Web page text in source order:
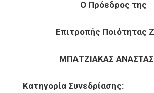
Ο Πρόεδρος της
Επιτροπής Ποιότητας
ΜΠΑΤΖΙΑΚΑΣ
Κατηγορία Συνεδρίασης: